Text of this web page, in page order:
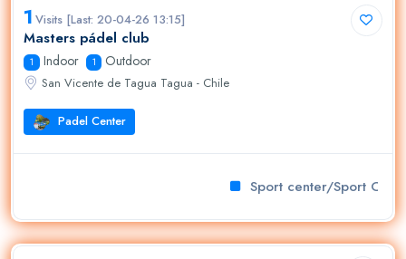
1 Visits [Last: 20-04-26 13:15]
Masters pádel club
1 Indoor 1 Outdoor
San Vicente de Tagua Tagua - Chile
Padel Center
Sport center/Sport Club